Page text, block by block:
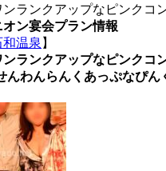
ランクアップなピンクコ
ン宴会プラン情報
和温泉 】
ランクアップなピンクコ
んわんらんくあっぷなぴん